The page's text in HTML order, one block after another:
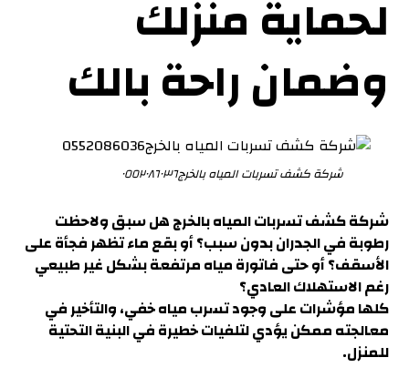
لحماية منزلك
وضمان راحة بالك
شركة كشف تسربات المياه بالخرج٠٥٥٢٠٨٦٠٣٦
شركة كشف تسربات المياه بالخرج هل سبق ولاحظت
رطوبة في الجدران بدون سبب؟ أوبقع ماء تظهر فجأة على
الأسقف؟ أو حتى فاتورة مياه مرتفعة بشكل غير طبيعي
رغم الاستهلاك العادي؟
كلها مؤشرات على وجود تسرب مياه خفي،والتأخير في
معالجته ممكن يؤدي لتلفيات خطيرة في البنية التحتية
للمنزل.